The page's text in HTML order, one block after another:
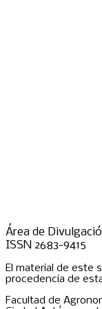
Área de
ISSN 2683-9415
El material de este
procedencia de
Facultad de